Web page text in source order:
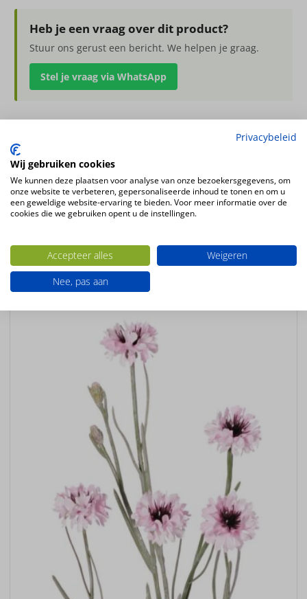
(Ridderspoor)
91cm
aantal
Heb je een vraag over dit product?
Stuur ons gerust een bericht. We helpen je graag.
Stel je vraag via WhatsApp
kunstbloem Delphinium (Ridderspoor) 91cm
18 bloem, 7 plastic knop, 3 blad
Kleur
roze
Ook interessant
Privacybeleid
Wij gebruiken cookies
We kunnen deze plaatsen voor analyse van onze bezoekersgegevens, om
onze website te verbeteren, gepersonaliseerde inhoud te tonen en om u
een geweldige website-ervaring te bieden. Voor meer informatie over de
cookies die we gebruiken opent u de instellingen.
Accepteer alles
Weigeren
Nee, pas aan